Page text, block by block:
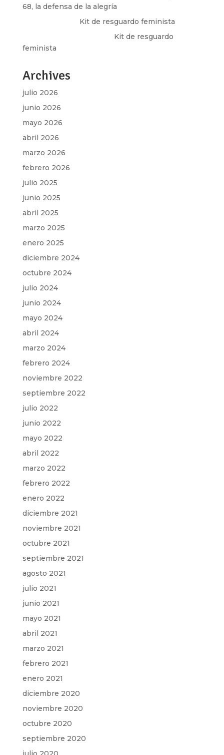
68, la defensa de la alegría
Kit de resguardo feminista
Kit de resguardo
feminista
Archives
julio 2026
junio 2026
mayo 2026
abril 2026
marzo 2026
febrero 2026
julio 2025
junio 2025
abril 2025
marzo 2025
enero 2025
diciembre 2024
octubre 2024
julio 2024
junio 2024
mayo 2024
abril 2024
marzo 2024
febrero 2024
noviembre 2022
septiembre 2022
julio 2022
junio 2022
mayo 2022
abril 2022
marzo 2022
febrero 2022
enero 2022
diciembre 2021
noviembre 2021
octubre 2021
septiembre 2021
agosto 2021
julio 2021
junio 2021
mayo 2021
abril 2021
marzo 2021
febrero 2021
enero 2021
diciembre 2020
noviembre 2020
octubre 2020
septiembre 2020